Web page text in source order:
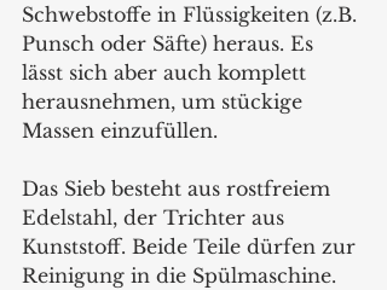
Schwebstoffe in Flüssigkeiten (z.B.
Punsch oder Säfte) heraus. Es
lässt sich aber auch komplett
herausnehmen, um stückige
Massen einzufüllen.
Das Sieb besteht aus rostfreiem
Edelstahl, der Trichter aus
Kunststoff. Beide Teile dürfen zur
Reinigung in die Spülmaschine.